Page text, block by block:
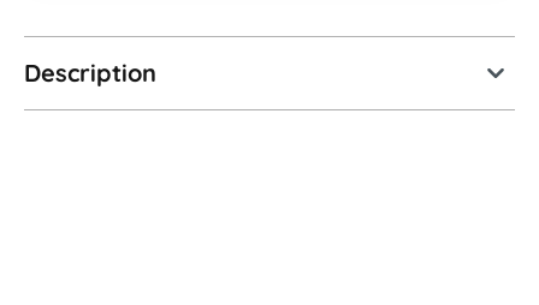
Description